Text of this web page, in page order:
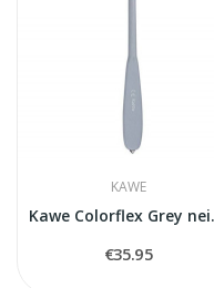
KAWE
Kawe
€35.95